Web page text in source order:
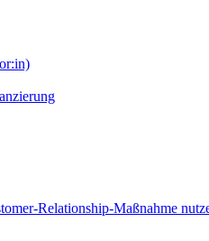
Relationship-Maßnahme